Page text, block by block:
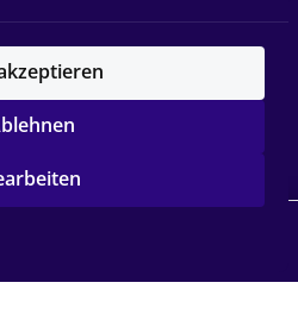
Alle Rechte vorbehalten
in new tab)
anfordern